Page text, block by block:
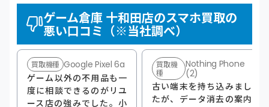
ゲーム倉庫 十和田店のスマホ買取の
悪い口コミ（※当社調べ）
買取機種 Google Pixel 6a
ゲーム以外の不用品も一
度に相談できるのがリユ
ース店の強みでした。小
買取機
種
Nothing Phone
(2)
古い端末を持ち込みまし
たが、データ消去の案内